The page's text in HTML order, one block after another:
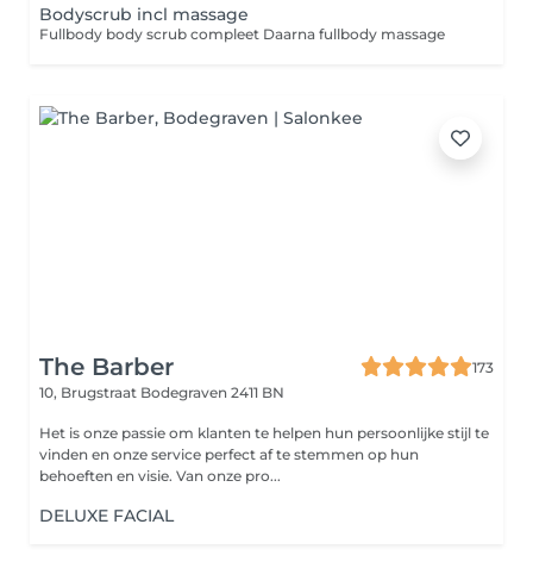
Bodyscrub incl massage
Fullbody body scrub compleet Daarna fullbody massage
The Barber
173
10, Brugstraat Bodegraven 2411 BN
Het is onze passie om klanten te helpen hun persoonlijke stijl te
vinden en onze service perfect af te stemmen op hun
behoeften en visie. Van onze pro...
DELUXE FACIAL